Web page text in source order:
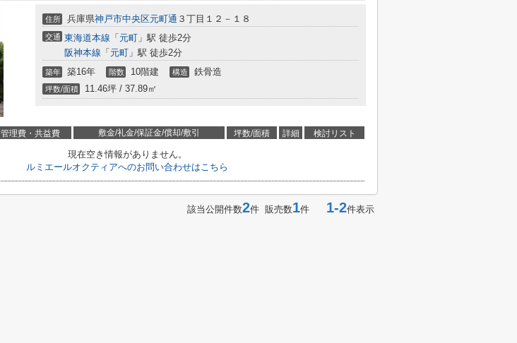
住所 兵庫県神戸市中央区元町通 ３丁目１２－１８
交通 東海道本線 「 元町 」駅 徒歩2分
阪神本線 「 元町 」駅 徒歩2分
築年 築16年 階数 10階建 構造 鉄骨造
坪数/面積 11.46坪 / 37.89㎡
管理費・共益費 敷金/礼金/保証金/償却/敷引 坪数/面積 詳細 検討リスト
現在空き情報がありません。
ルミエールオクティアへのお問い合わせはこちら
該当公開件数2件 販売数1件 1-2件表示